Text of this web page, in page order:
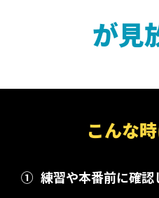
が見
こんな
① 練習や本番前に確認